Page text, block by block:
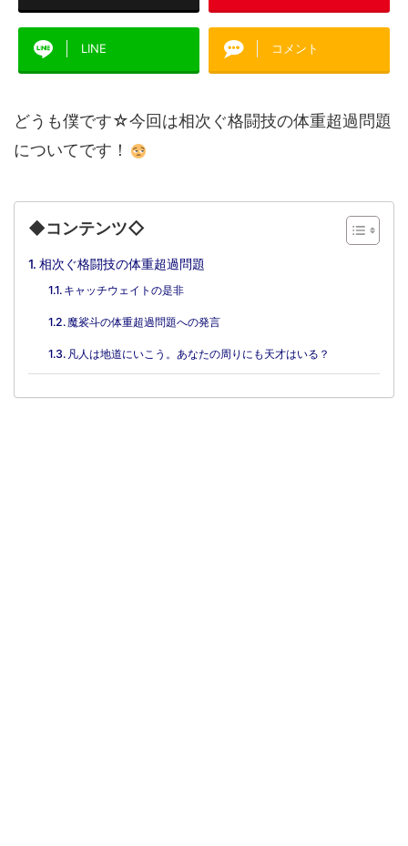
LINE コメント
どうも僕です☆今回は相次ぐ格闘技の体重超過問題
についてです！
◆コンテンツ◇
相次ぐ格闘技の体重超過問題
キャッチウェイトの是非
魔裟斗の体重超過問題への発言
凡人は地道にいこう。あなたの周りにも天才はいる？